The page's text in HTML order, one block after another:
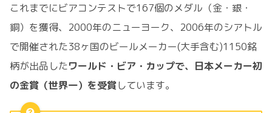
これまでにビアコンテストで167個のメダル（金・銀・
銅）を獲得、2000年のニューヨーク、2006年のシアトル
で開催された38ヶ国のビールメーカー(大手含む)1150銘
柄が出品したワールド・ビア・カップで、日本メーカー初
の金賞（世界一）を受賞しています。